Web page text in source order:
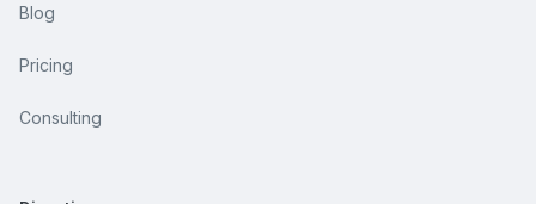
Blog
Pricing
Consulting